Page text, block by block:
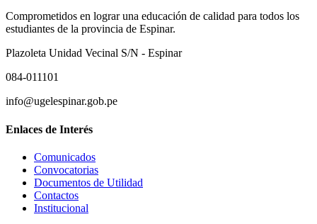
Comprometidos en lograr una educación de calidad para todos los
estudiantes de la provincia de Espinar.
Plazoleta Unidad Vecinal S/N - Espinar
084-011101
info@ugelespinar.gob.pe
Enlaces de Interés
Comunicados
Convocatorias
Documentos de Utilidad
Contactos
Institucional